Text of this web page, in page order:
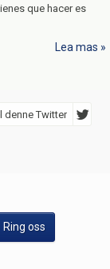
que hacer es
Lea mas
denne Twitter
Ring oss